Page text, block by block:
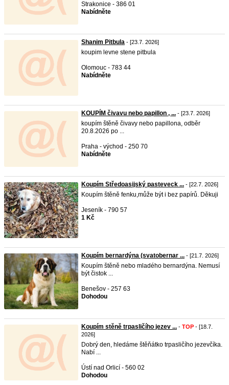
Strakonice - 386 01
Nabídněte
Shanim Pitbula - [23.7. 2026]
koupim levne stene pitbula
Olomouc - 783 44
Nabídněte
KOUPÍM čivavu nebo papillon , ... - [23.7. 2026]
koupím štěně čivavy nebo papillona, odběr
20.8.2026 po ...
Praha - východ - 250 70
Nabídněte
Koupím Středoasijský pasteveck ... - [22.7. 2026]
Koupím štěně fenku,může být i bez papírů. Děkuji
Jeseník - 790 57
1 Kč
Koupím bernardýna (svatobernar ... - [21.7. 2026]
Koupím štěně nebo mladého bernardýna. Nemusí
být čistok ...
Benešov - 257 63
Dohodou
Koupím stěně trpasličího jezev ... - TOP - [18.7.
2026]
Dobrý den, hledáme štěňátko trpasličího jezevčíka.
Nabí ...
Ústí nad Orlicí - 560 02
Dohodou